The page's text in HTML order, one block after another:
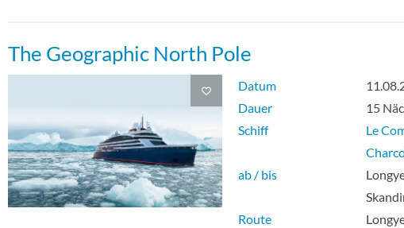
The Geographic North Pole
Datum
Dauer
15
Schiff
Le
ab / bis
Route